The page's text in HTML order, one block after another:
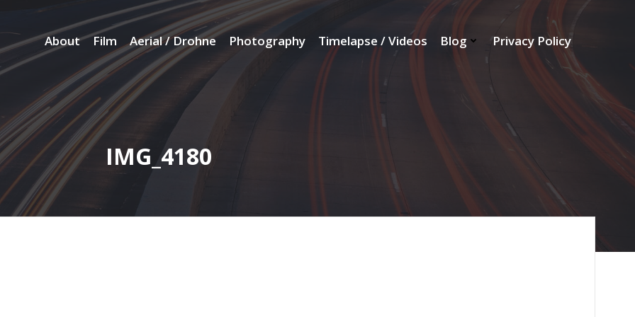
About Film Aerial / Drohne Photography Timelapse / Videos Blog Privacy Policy
IMG_4180